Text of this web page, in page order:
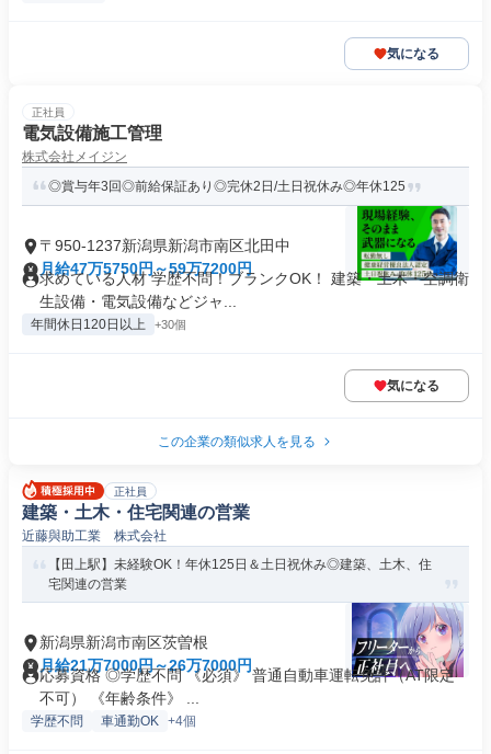
気になる
正社員
電気設備施工管理
株式会社メイジン
◎賞与年3回◎前給保証あり◎完休2日/土日祝休み◎年休125
〒950-1237新潟県新潟市南区北田中
月給47万5750円～59万7200円
求めている人材 学歴不問！ブランクOK！ 建築・土木・空調衛
生設備・電気設備などジャ...
年間休日120日以上 +30個
気になる
この企業の類似求人を見る
正社員
建築・土木・住宅関連の営業
近藤與助工業 株式会社
【田上駅】未経験OK！年休125日＆土日祝休み◎建築、土木、住
宅関連の営業
新潟県新潟市南区茨曽根
月給21万7000円～26万7000円
応募資格 ◎学歴不問 《必須》 普通自動車運転免許（AT限定
不可） 《年齢条件》 ...
学歴不問 車通勤OK +4個